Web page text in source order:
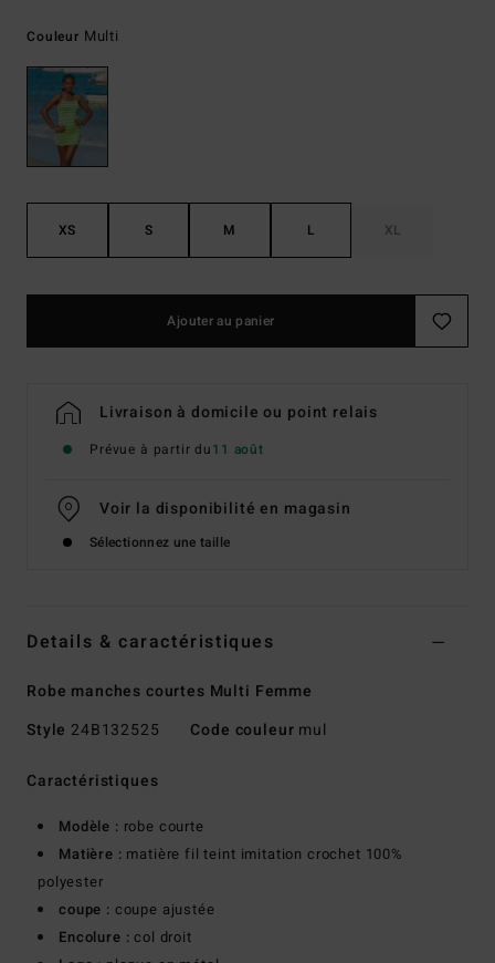
Couleur Multi
XS S M L XL
Ajouter au panier
Livraison à domicile ou point relais
Prévue à partir du11 août
Voir la disponibilité en magasin
Sélectionnez une taille
Details & caractéristiques
Robe manches courtes Multi Femme
Style 24B132525 Code couleur mul
Caractéristiques
Modèle : robe courte
Matière : matière fil teint imitation crochet 100%
polyester
coupe : coupe ajustée
Encolure : col droit